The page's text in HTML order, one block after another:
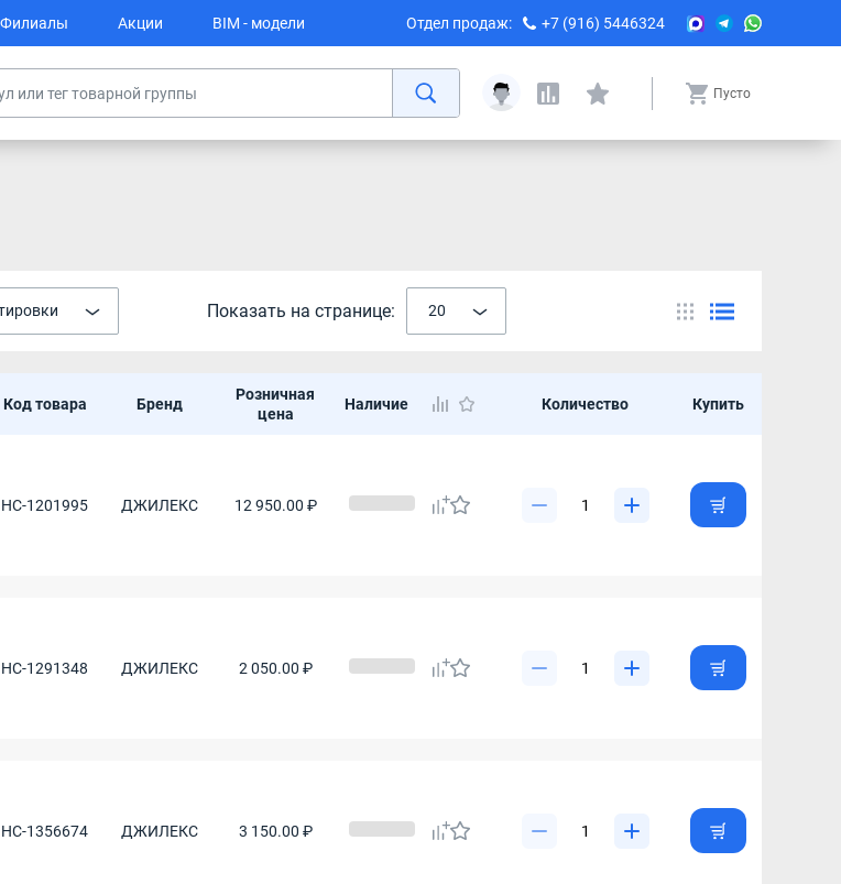
Филиалы Акции BIM - модели Отдел продаж: +7 (916) 5446324
Пусто
Показать на странице: 20
Код товара Бренд
Розничная
цена
Наличие Количество Купить
НС-1201995 ДЖИЛЕКС 12 950.00 ₽
НС-1291348 ДЖИЛЕКС 2 050.00 ₽
НС-1356674 ДЖИЛЕКС 3 150.00 ₽